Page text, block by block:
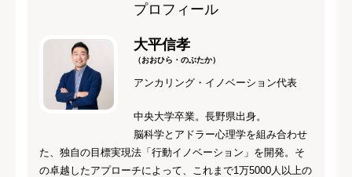
プロフィール
大平信孝
（おおひら・のぶたか）
アンカリング・イノベーション代表
中央大学卒業。長野県出身。
脳科学とアドラー心理学を組み合わせ
た、独自の目標実現法「行動イノベーション」を開発。そ
の卓越したアプローチによって、これまで1万5000人以上の